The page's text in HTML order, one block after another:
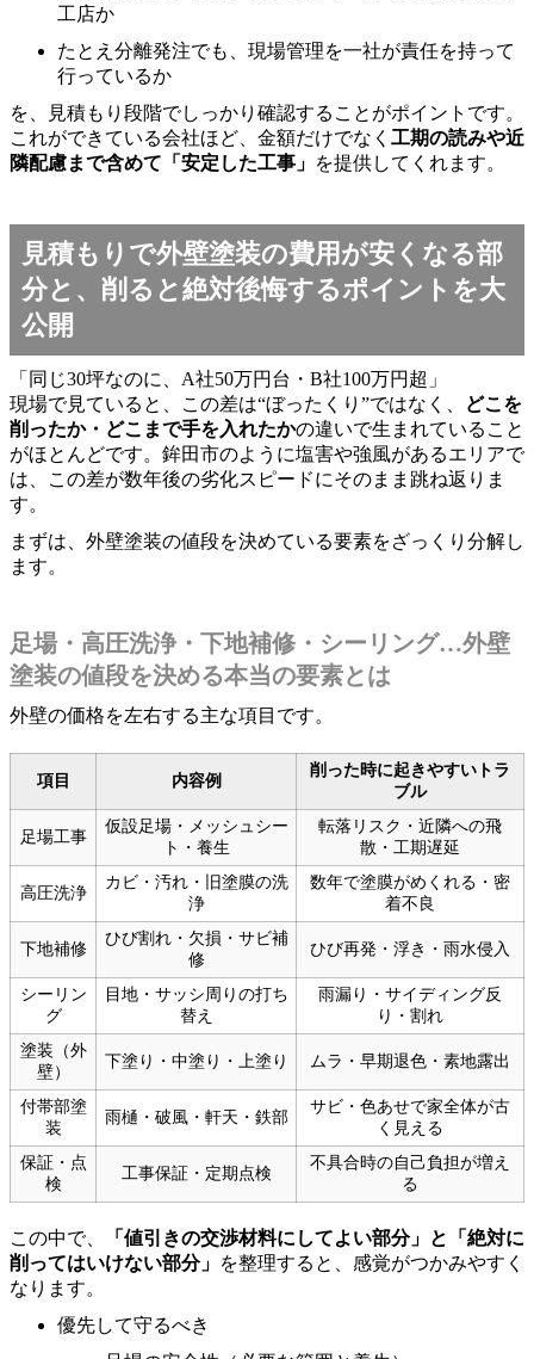
工店か
たとえ分離発注でも、現場管理を一社が責任を持って
行っているか
を、見積もり段階でしっかり確認することがポイントです。
これができている会社ほど、金額だけでなく 工期の読みや近
隣配慮まで含めて「安定した工事」 を提供してくれます。
見積もりで外壁塗装の費用が安くなる部
分と、削ると絶対後悔するポイントを大
公開
「同じ30坪なのに、A社50万円台・B社100万円超」
現場で見ていると、この差は“ぼったくり”ではなく、
どこを
削ったか・どこまで手を入れたかの違いで生まれていること
がほとんどです。鉾田市のように塩害や強風があるエリアで
は、この差が数年後の劣化スピードにそのまま跳ね返りま
す。
まずは、外壁塗装の値段を決めている要素をざっくり分解し
ます。
足場・高圧洗浄・下地補修・シーリング…外壁
塗装の値段を決める本当の要素とは
外壁の価格を左右する主な項目です。
項目 内容例
削った時に起きやすいトラ
ブル
足場工事
仮設足場・メッシュシー
ト・養生
転落リスク・近隣への飛
散・工期遅延
高圧洗浄
カビ・汚れ・旧塗膜の洗
浄
数年で塗膜がめくれる・密
着不良
下地補修
ひび割れ・欠損・サビ補
修
ひび再発・浮き・雨水侵入
シーリン
グ
目地・サッシ周りの打ち
替え
雨漏り・サイディング反
り・割れ
塗装（外
壁）
下塗り・中塗り・上塗り ムラ・早期退色・素地露出
付帯部塗
装
雨樋・破風・軒天・鉄部
サビ・色あせで家全体が古
く見える
保証・点
検
工事保証・定期点検
不具合時の自己負担が増え
る
この中で、
「値引きの交渉材料にしてよい部分」と「絶対に
削ってはいけない部分」 を整理すると、感覚がつかみやすく
なります。
優先して守るべき